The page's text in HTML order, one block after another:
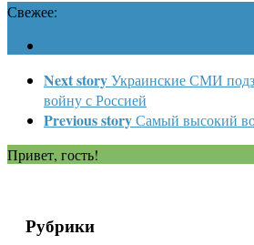
Свежее:
Next storyУкраинские СМИ
войну с Россией
Previous storyСамый высокий
Привет, гость!
Рубрики